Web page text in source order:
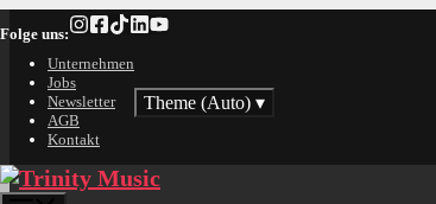
Inhalt
springen
Folge uns:
Unternehmen
Jobs
Newsletter
AGB
Kontakt
Theme (Auto) ▾